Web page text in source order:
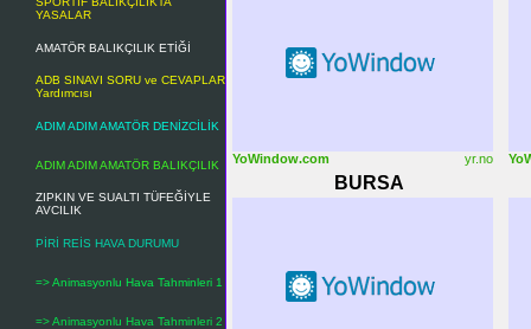
YASALAR
AMATÖR BALIKÇILIK ETİĞİ
ADB SINAVI SORU ve CEVAPLAR
Yardımcısı
ADIM ADIM AMATÖR DENİZCİLİK
ADIM ADIM AMATÖR BALIKÇILIK
ZIPKIN VE SUALTI TÜFEĞİYLE
AVCILIK
PİRİ REİS HAVA DURUMU
=> Animasyonlu Hava Tahminleri 1
=> Animasyonlu Hava Tahminleri 2
YoWindow.com yr.no
BURSA